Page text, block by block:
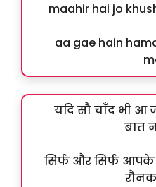
maahir hai jo
aa gae hain
यदि सौ चाँद भी आ
बात
सिर्फ और सिर्फ